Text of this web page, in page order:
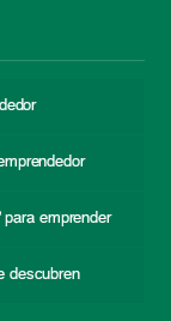
para emprender
descubren